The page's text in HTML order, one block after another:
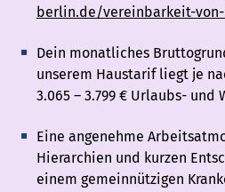
berlin.de/vereinbarkeit-
Dein monatliches
unserem Haustarif liegt je
3.065 – 3.799 € Urlaubs- und
Eine angenehme
Hierarchien und kurzen
einem gemeinnützigen